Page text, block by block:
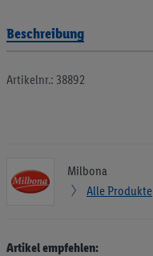
Beschreibung
Artikelnr.: 38892
Milbona
Alle Produkte
Artikel empfehlen: